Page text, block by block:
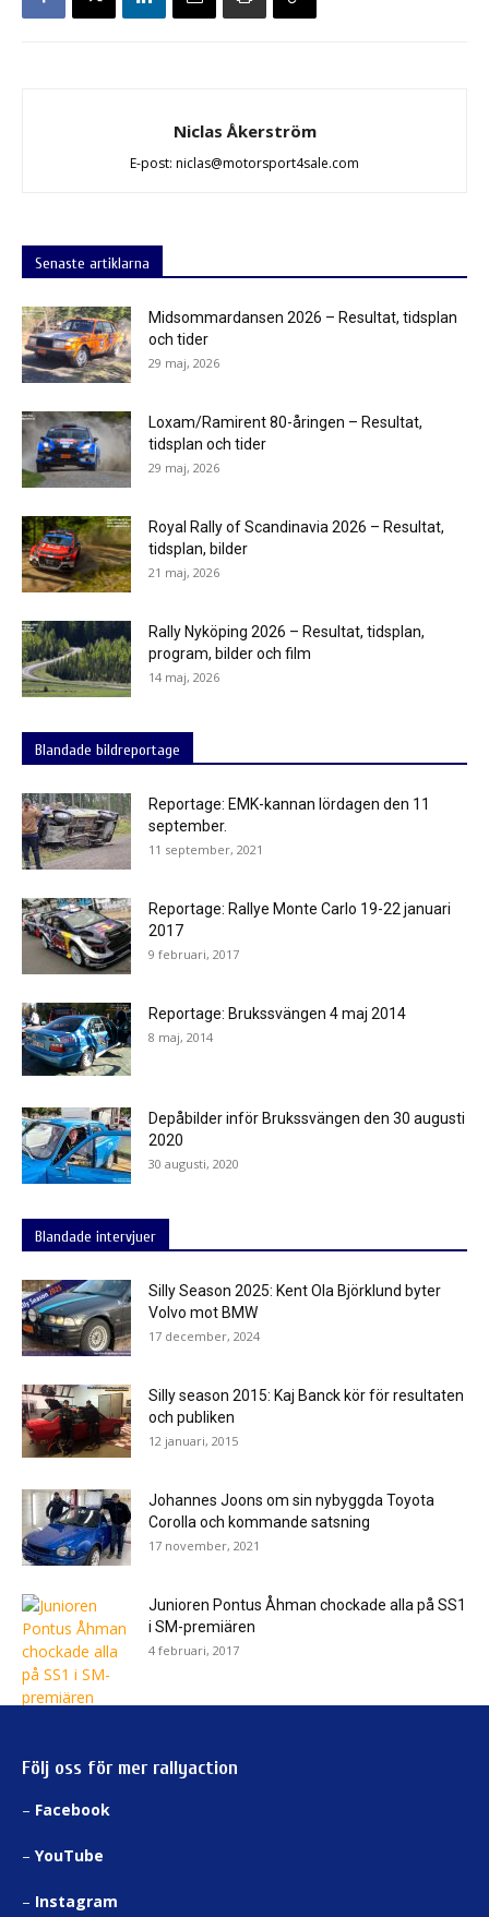
Niclas Åkerström
E-post: niclas@motorsport4sale.com
Senaste artiklarna
Midsommardansen 2026 – Resultat, tidsplan
och tider
29 maj, 2026
Loxam/Ramirent 80-åringen – Resultat,
tidsplan och tider
29 maj, 2026
Royal Rally of Scandinavia 2026 – Resultat,
tidsplan, bilder
21 maj, 2026
Rally Nyköping 2026 – Resultat, tidsplan,
program, bilder och film
14 maj, 2026
Blandade bildreportage
Reportage: EMK-kannan lördagen den 11
september.
11 september, 2021
Reportage: Rallye Monte Carlo 19-22 januari
2017
9 februari, 2017
Reportage: Brukssvängen 4 maj 2014
8 maj, 2014
Depåbilder inför Brukssvängen den 30 augusti
2020
30 augusti, 2020
Blandade intervjuer
Silly Season 2025: Kent Ola Björklund byter
Volvo mot BMW
17 december, 2024
Silly season 2015: Kaj Banck kör för resultaten
och publiken
12 januari, 2015
Johannes Joons om sin nybyggda Toyota
Corolla och kommande satsning
17 november, 2021
Junioren Pontus Åhman chockade alla på SS1
i SM-premiären
4 februari, 2017
Följ oss för mer rallyaction
– Facebook
– YouTube
– Instagram